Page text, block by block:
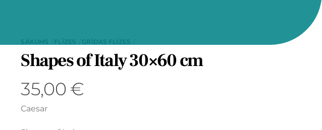
SĀKUMS FLĪZES GRĪDAS FLĪZES
Shapes of Italy 30×60 cm
35,00 €
Caesar